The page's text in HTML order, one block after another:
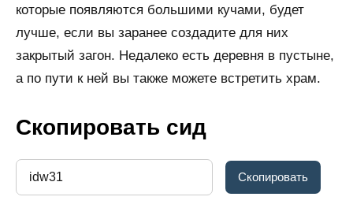
которые появляются большими кучами, будет
лучше, если вы заранее создадите для них
закрытый загон. Недалеко есть деревня в пустыне,
а по пути к ней вы также можете встретить храм.
Скопировать сид